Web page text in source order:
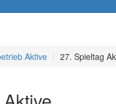
Aktive 27. Spieltag